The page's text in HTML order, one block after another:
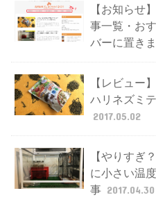
【お知らせ
事一覧・お
バーに置き
【レビュー
ハリネズミ
2017.05.02
【やりすぎ
に小さい温
事 2017.04.30